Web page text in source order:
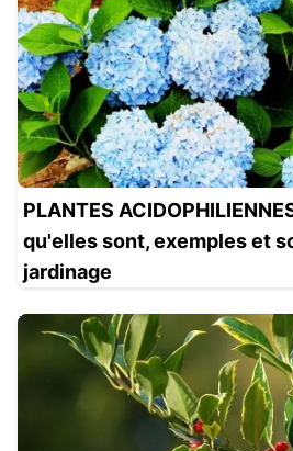
PLANTES
qu'elles sont, exemples et
jardinage